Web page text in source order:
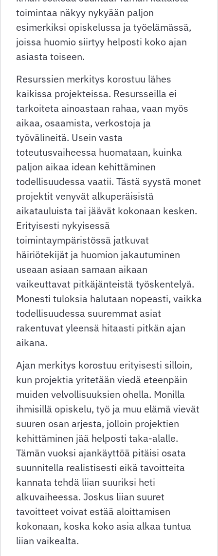
toimintaa näkyy nykyään paljon
esimerkiksi opiskelussa ja työelämässä,
joissa huomio siirtyy helposti koko ajan
asiasta toiseen.
Resurssien merkitys korostuu lähes
kaikissa projekteissa. Resursseilla ei
tarkoiteta ainoastaan rahaa, vaan myös
aikaa, osaamista, verkostoja ja
työvälineitä. Usein vasta
toteutusvaiheessa huomataan, kuinka
paljon aikaa idean kehittäminen
todellisuudessa vaatii. Tästä syystä monet
projektit venyvät alkuperäisistä
aikatauluista tai jäävät kokonaan kesken.
Erityisesti nykyisessä
toimintaympäristössä jatkuvat
häiriötekijät ja huomion jakautuminen
useaan asiaan samaan aikaan
vaikeuttavat pitkäjänteistä työskentelyä.
Monesti tuloksia halutaan nopeasti, vaikka
todellisuudessa suuremmat asiat
rakentuvat yleensä hitaasti pitkän ajan
aikana.
Ajan merkitys korostuu erityisesti silloin,
kun projektia yritetään viedä eteenpäin
muiden velvollisuuksien ohella. Monilla
ihmisillä opiskelu, työ ja muu elämä vievät
suuren osan arjesta, jolloin projektien
kehittäminen jää helposti taka-alalle.
Tämän vuoksi ajankäyttöä pitäisi osata
suunnitella realistisesti eikä tavoitteita
kannata tehdä liian suuriksi heti
alkuvaiheessa. Joskus liian suuret
tavoitteet voivat estää aloittamisen
kokonaan, koska koko asia alkaa tuntua
liian vaikealta.